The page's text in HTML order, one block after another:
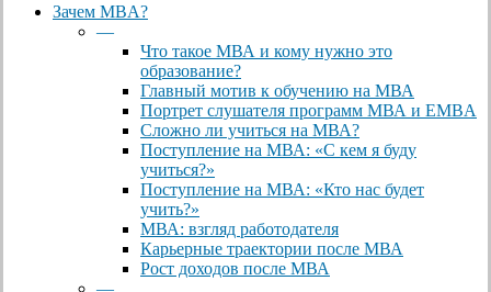
Close
Зачем MBA?
—
Что такое МВА и кому нужно это
образование?
Главный мотив к обучению на МВА
Портрет слушателя программ МВА и EMBA
Сложно ли учиться на МВА?
Поступление на МВА: «С кем я буду
учиться?»
Поступление на МВА: «Кто нас будет
учить?»
МВА: взгляд работодателя
Карьерные траектории после МВА
Рост доходов после МВА